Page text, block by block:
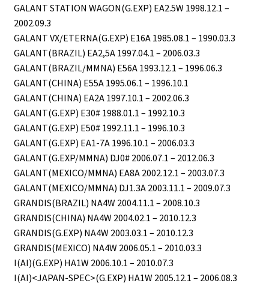
GALANT STATION WAGON(G.EXP) EA2.5W 1998.12.1 –
2002.09.3
GALANT VX/ETERNA(G.EXP) E16A 1985.08.1 – 1990.03.3
GALANT(BRAZIL) EA2,5A 1997.04.1 – 2006.03.3
GALANT(BRAZIL/MMNA) E56A 1993.12.1 – 1996.06.3
GALANT(CHINA) E55A 1995.06.1 – 1996.10.1
GALANT(CHINA) EA2A 1997.10.1 – 2002.06.3
GALANT(G.EXP) E30# 1988.01.1 – 1992.10.3
GALANT(G.EXP) E50# 1992.11.1 – 1996.10.3
GALANT(G.EXP) EA1-7A 1996.10.1 – 2006.03.3
GALANT(G.EXP/MMNA) DJ0# 2006.07.1 – 2012.06.3
GALANT(MEXICO/MMNA) EA8A 2002.12.1 – 2003.07.3
GALANT(MEXICO/MMNA) DJ1.3A 2003.11.1 – 2009.07.3
GRANDIS(BRAZIL) NA4W 2004.11.1 – 2008.10.3
GRANDIS(CHINA) NA4W 2004.02.1 – 2010.12.3
GRANDIS(G.EXP) NA4W 2003.03.1 – 2010.12.3
GRANDIS(MEXICO) NA4W 2006.05.1 – 2010.03.3
I(AI)(G.EXP) HA1W 2006.10.1 – 2010.07.3
I(AI)<JAPAN-SPEC>(G.EXP) HA1W 2005.12.1 – 2006.08.3